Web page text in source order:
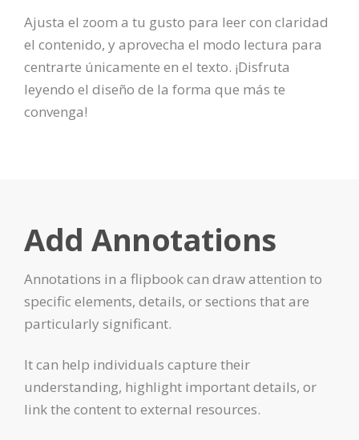
Ajusta el zoom a tu gusto para leer con claridad
el contenido, y aprovecha el modo lectura para
centrarte únicamente en el texto. ¡Disfruta
leyendo el diseño de la forma que más te
convenga!
Add Annotations
Annotations in a flipbook can draw attention to
specific elements, details, or sections that are
particularly significant.
It can help individuals capture their
understanding, highlight important details, or
link the content to external resources.